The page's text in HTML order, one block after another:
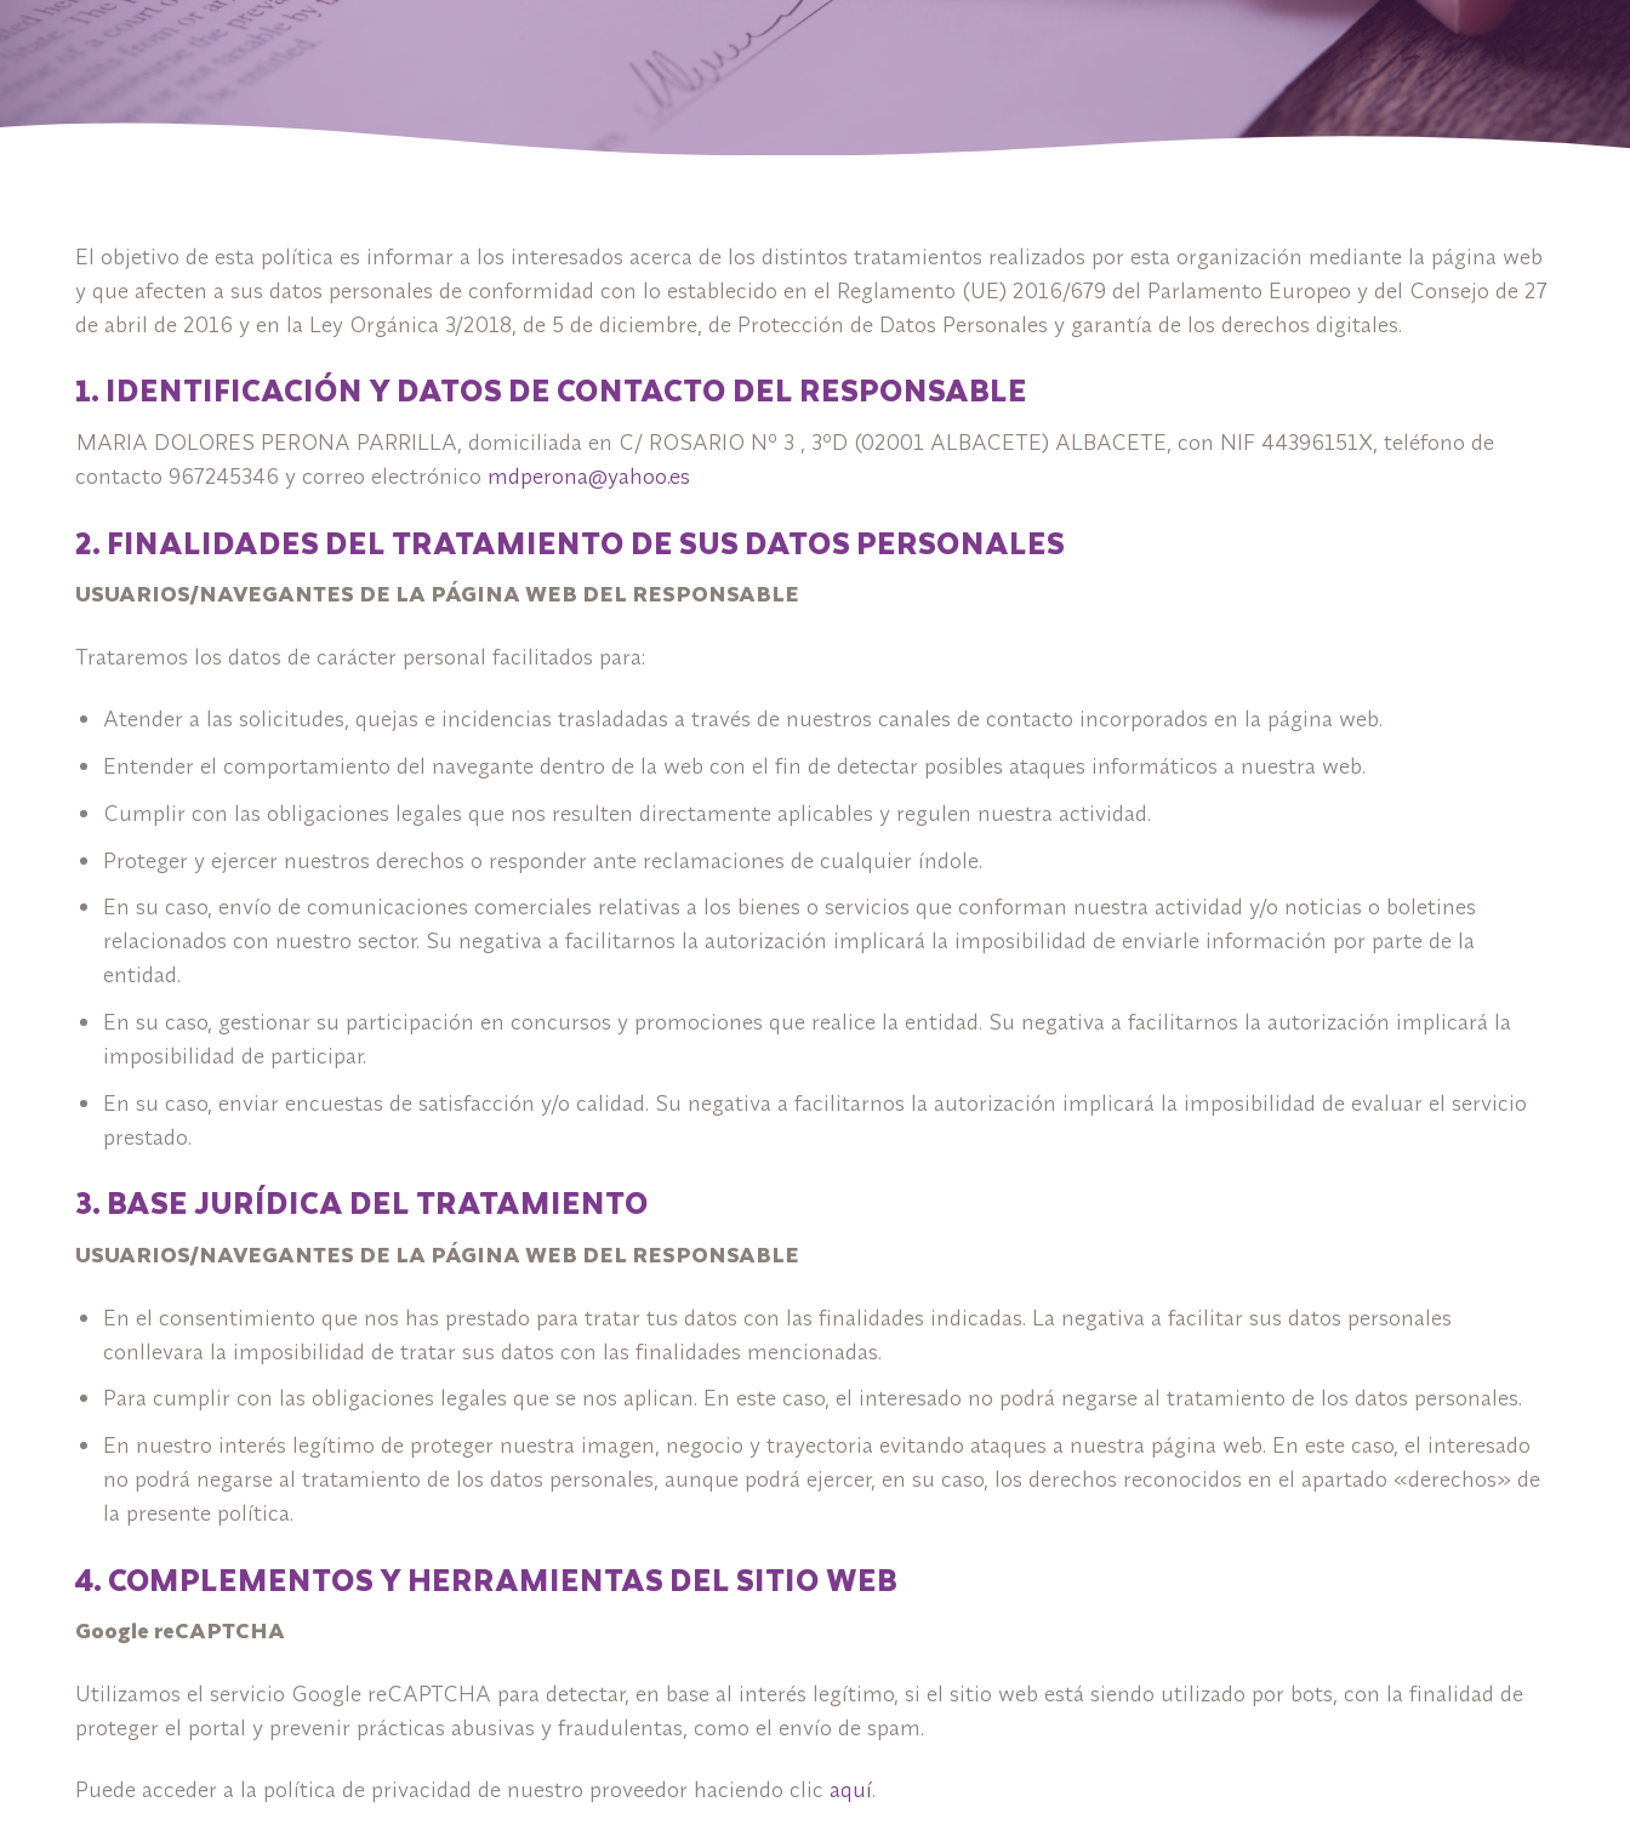
El objetivo de esta política es informar a los interesados acerca de los distintos tratamientos realizados por esta organización mediante la página web
y que afecten a sus datos personales de conformidad con lo establecido en el Reglamento (UE) 2016/679 del Parlamento Europeo y del Consejo de 27
de abril de 2016 y en la Ley Orgánica 3/2018, de 5 de diciembre, de Protección de Datos Personales y garantía de los derechos digitales.
1. IDENTIFICACIÓN Y DATOS DE CONTACTO DEL RESPONSABLE
MARIA DOLORES PERONA PARRILLA, domiciliada en C/ ROSARIO Nº 3 , 3ºD (02001 ALBACETE) ALBACETE, con NIF 44396151X, teléfono de
contacto 967245346 y correo electrónico mdperona@yahoo.es
2. FINALIDADES DEL TRATAMIENTO DE SUS DATOS PERSONALES
USUARIOS/NAVEGANTES DE LA PÁGINA WEB DEL RESPONSABLE
Trataremos los datos de carácter personal facilitados para:
Atender a las solicitudes, quejas e incidencias trasladadas a través de nuestros canales de contacto incorporados en la página web.
Entender el comportamiento del navegante dentro de la web con el fin de detectar posibles ataques informáticos a nuestra web.
Cumplir con las obligaciones legales que nos resulten directamente aplicables y regulen nuestra actividad.
Proteger y ejercer nuestros derechos o responder ante reclamaciones de cualquier índole.
En su caso, envío de comunicaciones comerciales relativas a los bienes o servicios que conforman nuestra actividad y/o noticias o boletines
relacionados con nuestro sector. Su negativa a facilitarnos la autorización implicará la imposibilidad de enviarle información por parte de la
entidad.
En su caso, gestionar su participación en concursos y promociones que realice la entidad. Su negativa a facilitarnos la autorización implicará la
imposibilidad de participar.
En su caso, enviar encuestas de satisfacción y/o calidad. Su negativa a facilitarnos la autorización implicará la imposibilidad de evaluar el servicio
prestado.
3. BASE JURÍDICA DEL TRATAMIENTO
USUARIOS/NAVEGANTES DE LA PÁGINA WEB DEL RESPONSABLE
En el consentimiento que nos has prestado para tratar tus datos con las finalidades indicadas. La negativa a facilitar sus datos personales
conllevara la imposibilidad de tratar sus datos con las finalidades mencionadas.
Para cumplir con las obligaciones legales que se nos aplican. En este caso, el interesado no podrá negarse al tratamiento de los datos personales.
En nuestro interés legítimo de proteger nuestra imagen, negocio y trayectoria evitando ataques a nuestra página web. En este caso, el interesado
no podrá negarse al tratamiento de los datos personales, aunque podrá ejercer, en su caso, los derechos reconocidos en el apartado «derechos» de
la presente política.
4. COMPLEMENTOS Y HERRAMIENTAS DEL SITIO WEB
Google reCAPTCHA
Utilizamos el servicio Google reCAPTCHA para detectar, en base al interés legítimo, si el sitio web está siendo utilizado por bots, con la finalidad de
proteger el portal y prevenir prácticas abusivas y fraudulentas, como el envío de spam.
Puede acceder a la política de privacidad de nuestro proveedor haciendo clic aquí.